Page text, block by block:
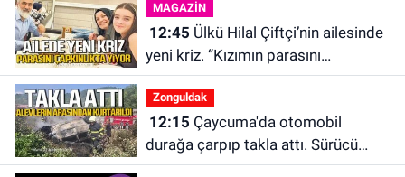
MAGAZİN
12:45
yeni kriz. “Kızımın parasını
çapkınlıkta yiyor”
Zonguldak
12:15
durağa çarpıp takla attı. Sürücü
alevlerin arasından kurtarıldı.